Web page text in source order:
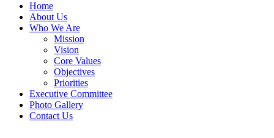
Home
About Us
Who We Are
Mission
Vision
Core Values
Objectives
Priorities
Executive Committee
Photo Gallery
Contact Us